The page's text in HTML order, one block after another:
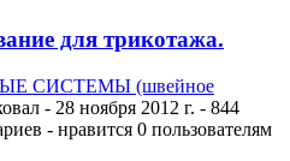
для трикотажа.
СИСТЕМЫ (швейное
- 28 ноября 2012 г. - 844
- нравится 0 пользователям